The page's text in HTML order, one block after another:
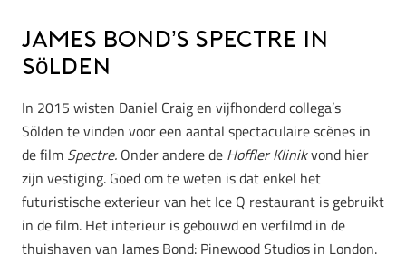
James Bond’s Spectre in
Sölden
In 2015 wisten Daniel Craig en vijfhonderd collega’s
Sölden te vinden voor een aantal spectaculaire scènes in
de film Spectre. Onder andere de Hoffler Klinikvond hier
zijn vestiging. Goed om te weten is dat enkel het
futuristische exterieur van het Ice Q restaurant is gebruikt
in de film. Het interieur is gebouwd en verfilmd in de
thuishaven van James Bond: Pinewood Studios in London.